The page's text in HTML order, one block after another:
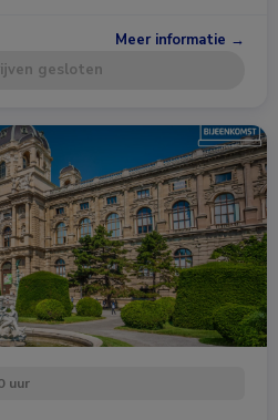
Meer informatie →
gesloten
uur